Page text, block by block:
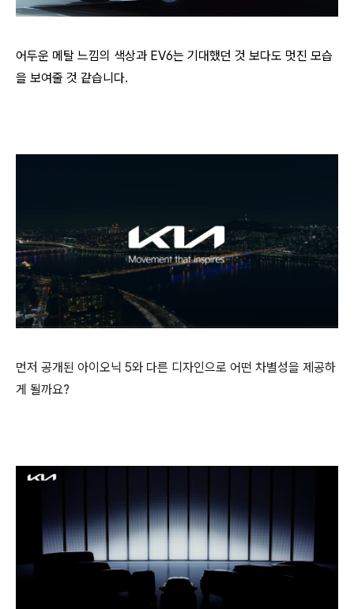
어두운 메탈 느낌의 색상과 EV6는 기대했던 것 보다도 멋진 모습
을 보여줄 것 같습니다.
먼저 공개된 아이오닉 5와 다른 디자인으로 어떤 차별성을 제공하
게 될까요?